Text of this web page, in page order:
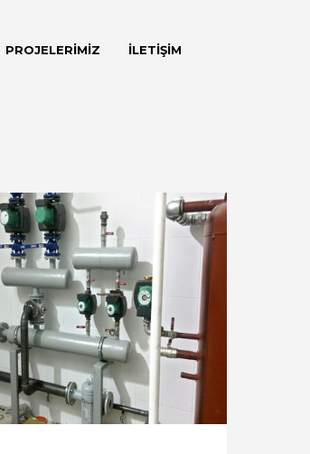
PROJELERİMİZ İLETİŞİM